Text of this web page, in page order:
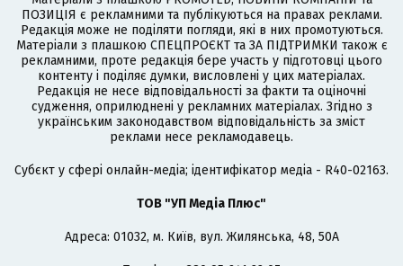
ПОЗИЦІЯ є рекламними та публікуються на правах реклами.
Редакція може не поділяти погляди, які в них промотуються.
Матеріали з плашкою СПЕЦПРОЄКТ та ЗА ПІДТРИМКИ також є
рекламними, проте редакція бере участь у підготовці цього
контенту і поділяє думки, висловлені у цих матеріалах.
Редакція не несе відповідальності за факти та оціночні
судження, оприлюднені у рекламних матеріалах. Згідно з
українським законодавством відповідальність за зміст
реклами несе рекламодавець.
Cубєкт у сфері онлайн-медіа; ідентифікатор медіа - R40-02163.
ТОВ "УП Медіа Плюс"
Адреса: 01032, м. Київ, вул. Жилянська, 48, 50А